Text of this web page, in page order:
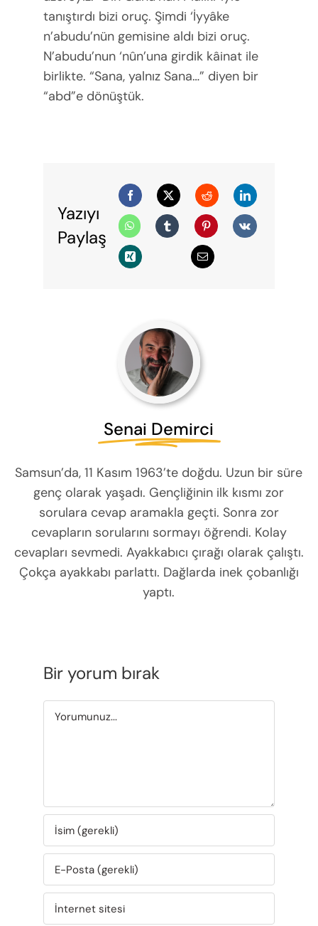
tanıştırdı bizi oruç. Şimdi ‘İyyâke
n’abudu’nün gemisine aldı bizi oruç.
N’abudu’nun ‘nûn’una girdik kâinat ile
birlikte. “Sana, yalnız Sana…” diyen bir
“abd”e dönüştük.
Yazıyı
Paylaş
Senai Demirci
Samsun’da, 11 Kasım 1963’te doğdu. Uzun bir süre
genç olarak yaşadı. Gençliğinin ilk kısmı zor
sorulara cevap aramakla geçti. Sonra zor
cevapların sorularını sormayı öğrendi. Kolay
cevapları sevmedi. Ayakkabıcı çırağı olarak çalıştı.
Çokça ayakkabı parlattı. Dağlarda inek çobanlığı
yaptı.
Bir yorum bırak
Yorum